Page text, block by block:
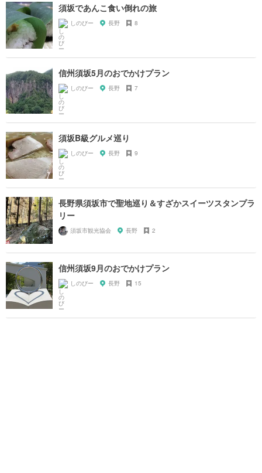
須坂であんこ食い倒れの旅
しのびー 長野 8
信州須坂5月のおでかけプラン
しのびー 長野 7
須坂B級グルメ巡り
しのびー 長野 9
長野県須坂市で聖地巡り＆すざかスイーツスタンプラ
リー
須坂市観光協会 長野 2
信州須坂9月のおでかけプラン
しのびー 長野 15